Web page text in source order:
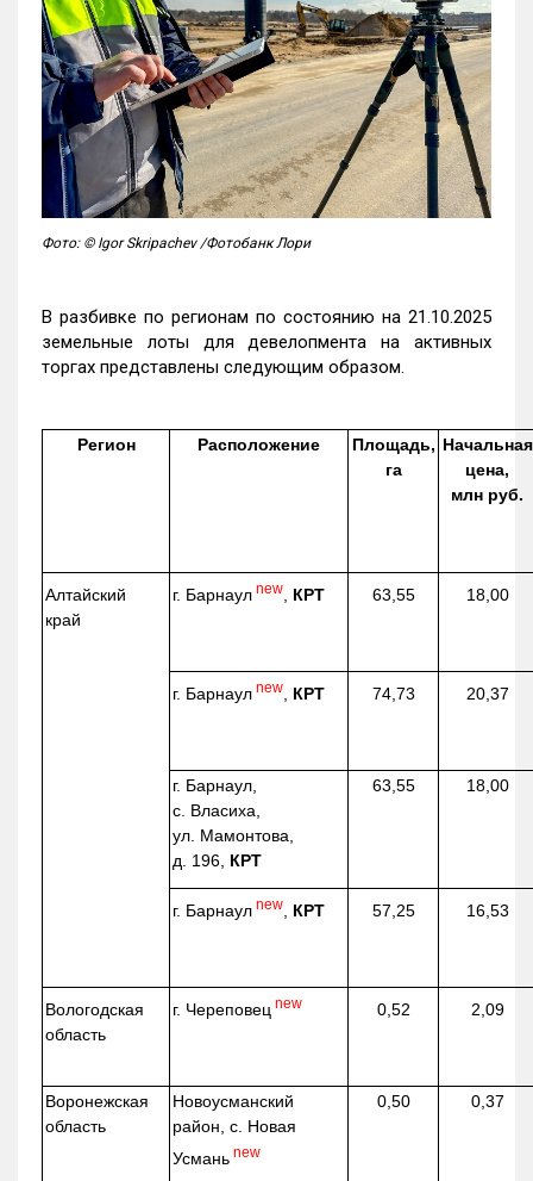
Фото: © Igor Skripachev /Фотобанк Лори
В разбивке по регионам по состоянию на 21.10.2025
земельные лоты для девелопмента на активных
торгах представлены следующим образом.
Регион Расположение
Площадь,
га
Начальная
цена,
млн руб.
Алтайский
край
г. Барнаул new КРТ 63,55 18,00
г. Барнаул new КРТ 74,73 20,37
г. Барнаул,
с. Власиха,
ул. Мамонтова,
д. 196, КРТ
63,55 18,00
г. Барнаул new КРТ 57,25 16,53
Вологодская
область
г. Череповец new 0,52 2,09
Воронежская
область
Новоусманский
район, с. Новая
Усмань new
0,50 0,37